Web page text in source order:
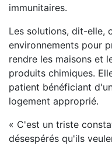
immunitaires.
Les solutions, dit-elle,
environnements pour
rendre les maisons et
produits chimiques.
patient bénéficiant
logement approprié.
« C'est un triste
désespérés qu'ils